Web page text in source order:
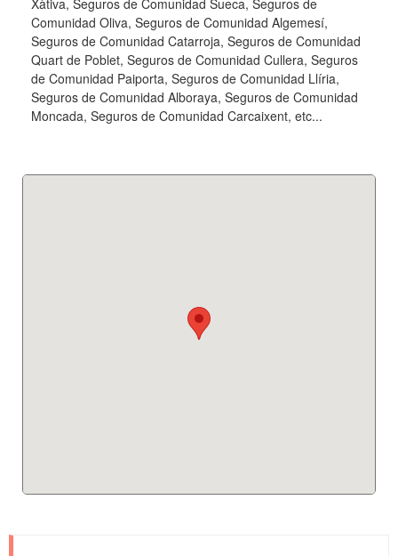
Xàtiva, Seguros de Comunidad Sueca, Seguros de
Comunidad Oliva, Seguros de Comunidad Algemesí,
Seguros de Comunidad Catarroja, Seguros de Comunidad
Quart de Poblet, Seguros de Comunidad Cullera, Seguros
de Comunidad Paiporta, Seguros de Comunidad Llíria,
Seguros de Comunidad Alboraya, Seguros de Comunidad
Moncada, Seguros de Comunidad Carcaixent, etc...